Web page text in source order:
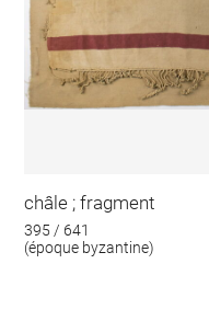
châle ; fragment
395 / 641
(époque byzantine)